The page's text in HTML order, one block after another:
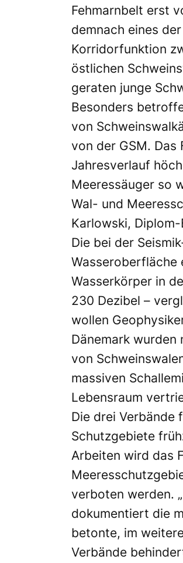
Fehmarnbelt erst
demnach eines
Korridorfunktion
östlichen
geraten junge
Besonders
von
von der GSM. Das
Jahresverlauf
Meeressäuger so
Wal- und
Karlowski,
Die bei der
Wasseroberfläche
Wasserkörper in
230 Dezibel –
wollen
Dänemark wurden
von
massiven
Lebensraum
Die drei Verbände
Schutzgebiete
Arbeiten wird das
verboten werden.
dokumentiert die
betonte, im
Verbände